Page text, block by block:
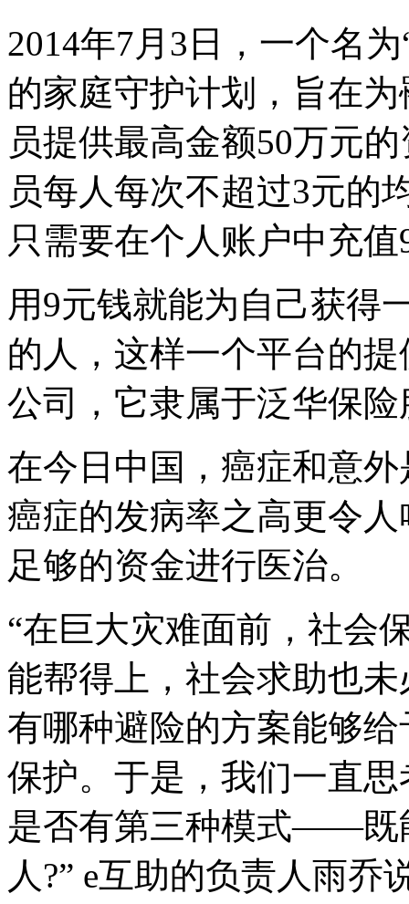
2014年7月3日，一个名
的家庭守护计划，旨在
员提供最高金额50万元
员每人每次不超过3元的
只需要在个人账户中充值
用9元钱就能为自己获得
的人，这样一个平台的
公司，它隶属于泛华保
在今日中国，癌症和意
癌症的发病率之高更令
足够的资金进行医治。
“在巨大灾难面前，社会
能帮得上，社会求助也
有哪种避险的方案能够
保护。于是，我们一直
是否有第三种模式——既
人?” e互助的负责人雨乔